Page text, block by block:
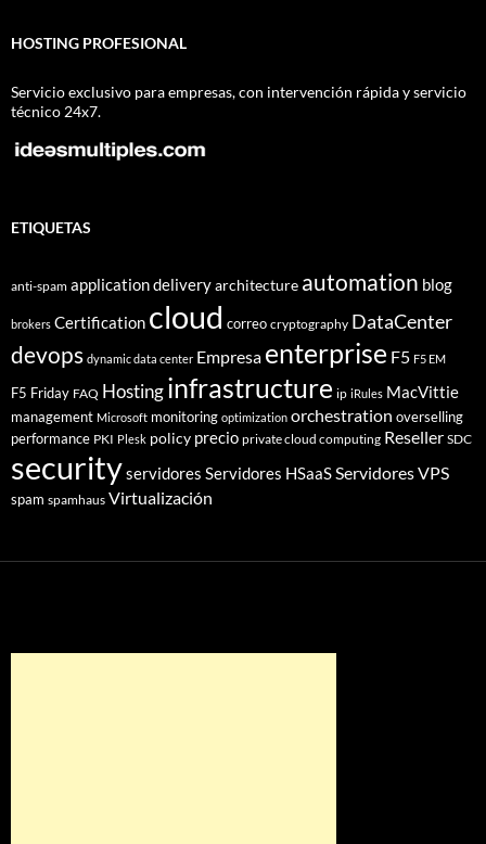
HOSTING PROFESIONAL
Servicio exclusivo para empresas, con intervención rápida y servicio
técnico 24x7.
ETIQUETAS
anti-spam application deliveryarchitecture automation blog
brokers Certification cloud correo cryptography DataCenter
devops dynamic data center Empresa enterprise F5 F5 EM
F5 Friday FAQ Hostinginfrastructure ip iRules MacVittie
management Microsoft monitoring optimization orchestration overselling
performance PKI Plesk policy precio private cloud computing Reseller SDC
securityservidores Servidores HSaaSServidores VPS
spam spamhaus Virtualización